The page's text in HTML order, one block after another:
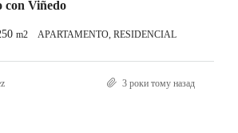
con Viñedo
m2 APARTAMENTO, RESIDENCIAL
3 роки тому назад